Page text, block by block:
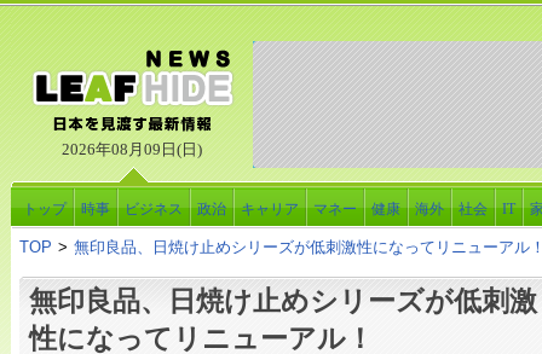
2026年08月09日(日)
トップ 時事 ビジネス 政治 キャリア マネー 健康 海外 社会 IT
TOP > 無印良品、日焼け止めシリーズが低刺激性になってリニューアル
無印良品、日焼け止めシリーズが低刺激
性になってリニューアル！